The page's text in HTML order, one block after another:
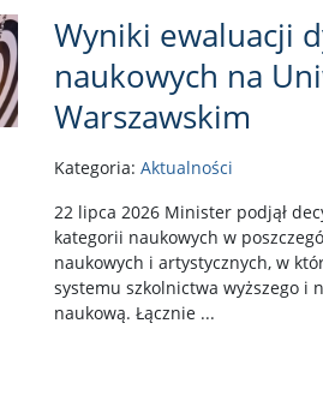
Wyniki ewaluacji
naukowych na
Warszawskim
Kategoria: Aktualności
22 lipca 2026 Minister podjął
kategorii naukowych w
naukowych i artystycznych, w
systemu szkolnictwa wyższego i
naukową. Łącznie ...